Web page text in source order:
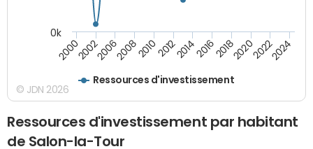
Ressources d'investissement
200020022006200820102012201420162018202020222024
0k
© JDN 2026
Ressources d'investissement par habitant
de Salon-la-Tour